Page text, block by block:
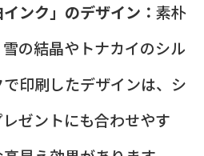
インク」のデザイン： 素朴
の結晶やトナカイのシル
印刷したデザインは、シ
ゼントにも合わせやす